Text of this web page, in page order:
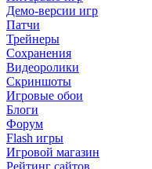
Демо-версии игр
Патчи
Трейнеры
Сохранения
Видеоролики
Скриншоты
Игровые обои
Блоги
Форум
Flash игры
Игровой магазин
Рейтинг сайтов